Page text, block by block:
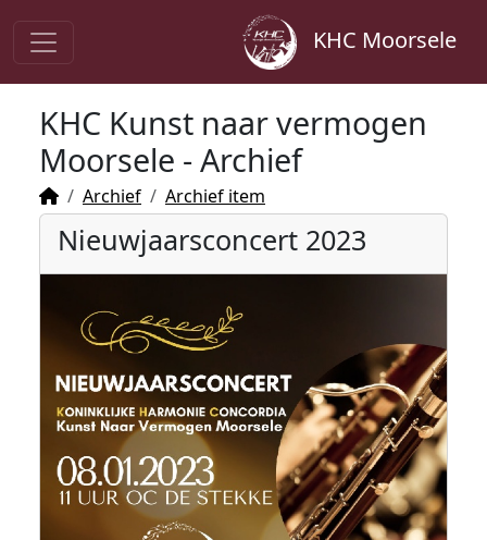
KHC Moorsele
KHC Kunst naar vermogen
Moorsele - Archief
Archief Archief item
Nieuwjaarsconcert 2023